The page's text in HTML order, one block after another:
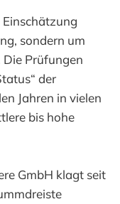
Einschätzung
sondern um
Die Prüfungen
der
Jahren in vielen
bis hohe
GmbH klagt seit